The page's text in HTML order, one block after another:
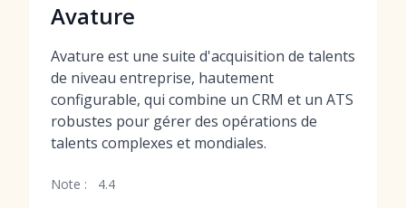
Avature
Avature est une suite d'acquisition de talents
de niveau entreprise, hautement
configurable, qui combine un CRM et un ATS
robustes pour gérer des opérations de
talents complexes et mondiales.
Note : 4.4